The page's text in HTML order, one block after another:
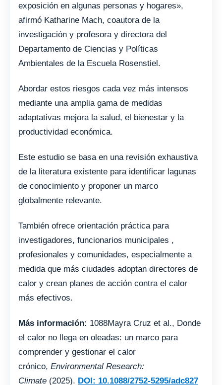
exposición en algunas personas y hogares»,
afirmó Katharine Mach, coautora de la
investigación y profesora y directora del
Departamento de Ciencias y Políticas
Ambientales de la Escuela Rosenstiel.
Abordar estos riesgos cada vez más intensos
mediante una amplia gama de medidas
adaptativas mejora la salud, el bienestar y la
productividad económica.
Este estudio se basa en una revisión exhaustiva
de la literatura existente para identificar lagunas
de conocimiento y proponer un marco
globalmente relevante.
También ofrece orientación práctica para
investigadores, funcionarios municipales ,
profesionales y comunidades, especialmente a
medida que más ciudades adoptan directores de
calor y crean planes de acción contra el calor
más efectivos.
Más información: 1088Mayra Cruz et al., Donde
el calor no llega en oleadas: un marco para
comprender y gestionar el calor
crónico, Environmental Research:
Climate (2025). DOI: 10.1088/2752-5295/adc827